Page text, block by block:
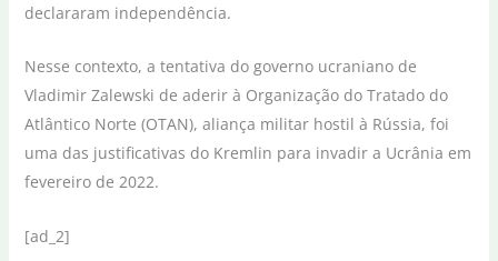
declararam independência.
Nesse contexto, a tentativa do governo ucraniano de
Vladimir Zalewski de aderir à Organização do Tratado do
Atlântico Norte (OTAN), aliança militar hostil à Rússia, foi
uma das justificativas do Kremlin para invadir a Ucrânia em
fevereiro de 2022.
[ad_2]